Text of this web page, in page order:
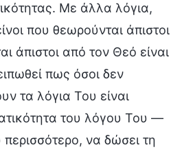
Με άλλα λόγια,
που θεωρούνται άπιστοι
άπιστοι από τον Θεό είναι
πως όσοι δεν
τα λόγια Του είναι
του λόγου Του —
να δώσει τη